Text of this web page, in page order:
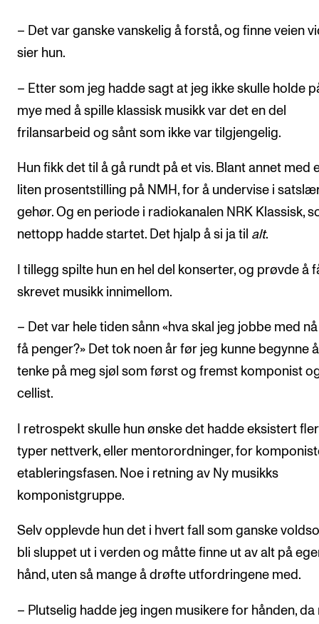
– Det var ganske vanskelig å forstå, og finne veien
sier hun.
– Etter som jeg hadde sagt at jeg ikke skulle holde
mye med å spille klassisk musikk var det en del
frilansarbeid og sånt som ikke var tilgjengelig.
Hun fikk det til å gå rundt på et vis. Blant annet med
liten prosentstilling på NMH, for å undervise i
gehør. Og en periode i radiokanalen NRK Klassisk,
nettopp hadde startet. Det hjalp å si ja til alt.
I tillegg spilte hun en hel del konserter, og prøvde å
skrevet musikk innimellom.
– Det var hele tiden sånn «hva skal jeg jobbe med
få penger?» Det tok noen år før jeg kunne begynne å
tenke på meg sjøl som først og fremst komponist
cellist.
I retrospekt skulle hun ønske det hadde eksistert
typer nettverk, eller mentorordninger, for
etableringsfasen. Noe i retning av Ny musikks
komponistgruppe.
Selv opplevde hun det i hvert fall som ganske
bli sluppet ut i verden og måtte finne ut av alt på
hånd, uten så mange å drøfte utfordringene med.
– Plutselig hadde jeg ingen musikere for hånden, da